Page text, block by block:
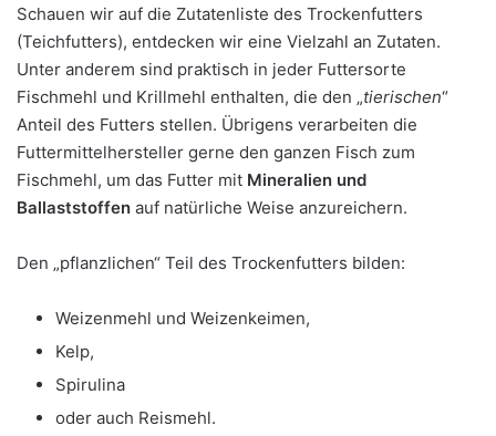
Schauen wir auf die Zutatenliste des Trockenfutters
(Teichfutters), entdecken wir eine Vielzahl an Zutaten.
Unter anderem sind praktisch in jeder Futtersorte
Fischmehl und Krillmehl enthalten, die den „tierischen“
Anteil des Futters stellen. Übrigens verarbeiten die
Futtermittelhersteller gerne den ganzen Fisch zum
Fischmehl, um das Futter mit Mineralien und
Ballaststoffen auf natürliche Weise anzureichern.
Den „pflanzlichen“ Teil des Trockenfutters bilden:
Weizenmehl und Weizenkeimen,
Kelp,
Spirulina
oder auch Reismehl.